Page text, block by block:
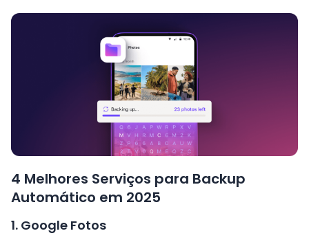
4 Melhores Serviços para Backup
Automático em 2025
1. Google Fotos